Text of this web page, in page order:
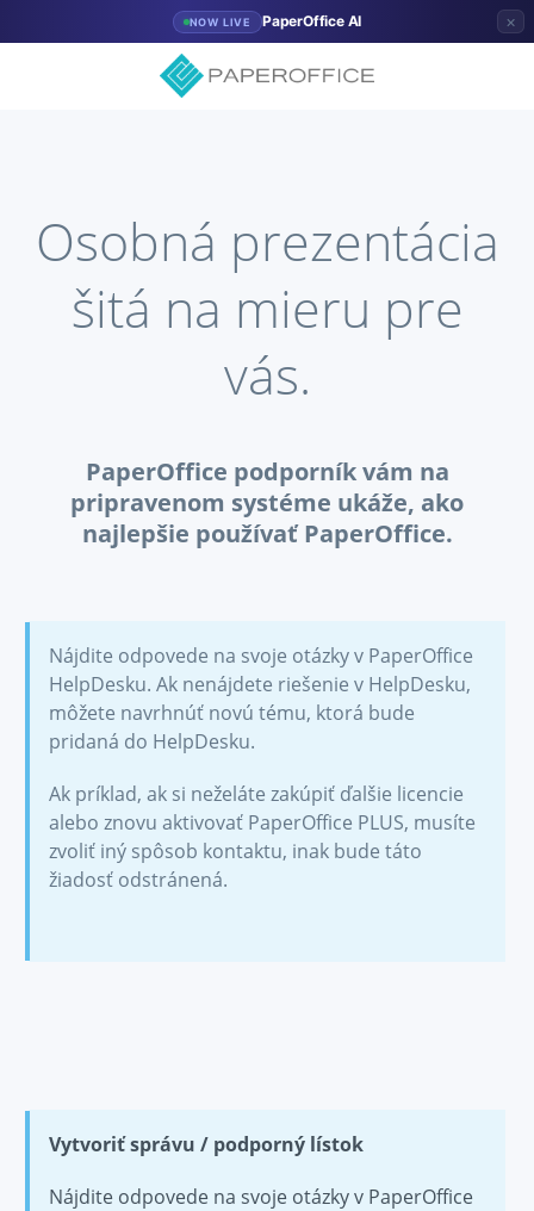
NOW LIVE PaperOffice AI ×
Osobná prezentácia
šitá na mieru pre
vás.
PaperOffice podporník vám na
pripravenom systéme ukáže, ako
najlepšie používať PaperOffice.
Nájdite odpovede na svoje otázky v PaperOffice
HelpDesku. Ak nenájdete riešenie v HelpDesku,
môžete navrhnúť novú tému, ktorá bude
pridaná do HelpDesku.
Ak príklad, ak si neželáte zakúpiť ďalšie licencie
alebo znovu aktivovať PaperOffice PLUS, musíte
zvoliť iný spôsob kontaktu, inak bude táto
žiadosť odstránená.
Vytvoriť správu / podporný lístok
Nájdite odpovede na svoje otázky v PaperOffice